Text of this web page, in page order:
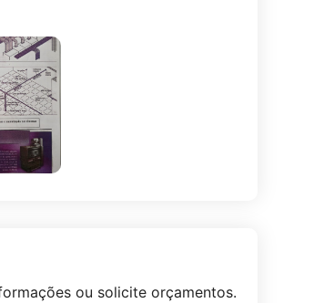
ou solicite orçamentos.